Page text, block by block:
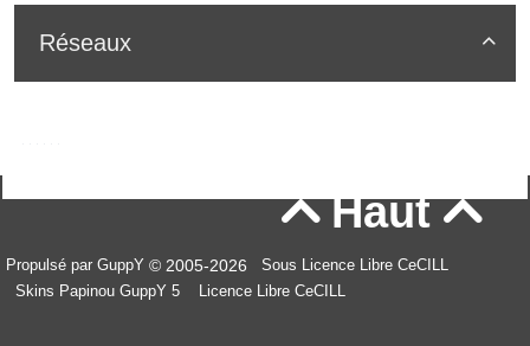

Réseaux
Haut
Propulsé par GuppY © 2005-2026
Sous Licence Libre CeCILL
Skins Papinou GuppY 5
Licence Libre CeCILL